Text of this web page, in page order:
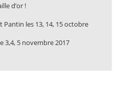
d’or !
les 13, 14, 15 octobre
3,4, 5 novembre 2017